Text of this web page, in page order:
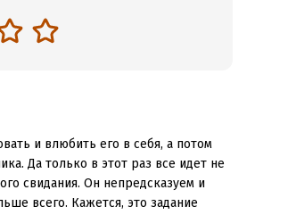
и влюбить его в себя, а потом
Да только в этот раз все идет не
свидания. Он непредсказуем и
всего. Кажется, это задание